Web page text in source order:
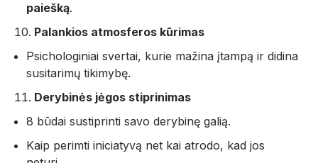
paiešką.
Palankios atmosferos kūrimas
Psichologiniai svertai, kurie mažina įtampą ir didina
susitarimų tikimybę.
Derybinės jėgos stiprinimas
8 būdai sustiprinti savo derybinę galią.
Kaip perimti iniciatyvą net kai atrodo, kad jos